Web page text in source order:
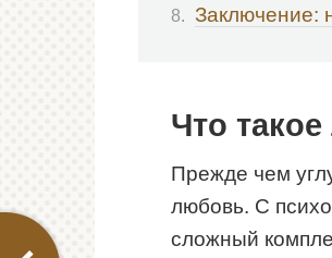
Заключение:
Что
Прежде чем
любовь. С
сложный